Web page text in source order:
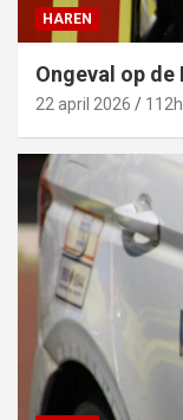
HAREN
Ongeval op
22 april 2026